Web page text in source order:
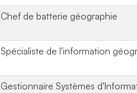
Chef de batterie géographie
Spécialiste de l'information
Gestionnaire Systèmes